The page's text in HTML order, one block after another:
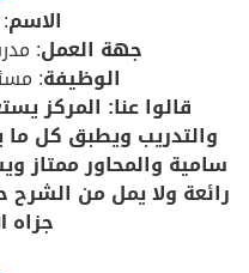
الاسم
جهة العمل:
الوظيفة:
قالوا عنا: المركز
والتدريب ويطبق كل ما
سامية والمحاور ممتاز
رائعة ولا يمل من
جزاه